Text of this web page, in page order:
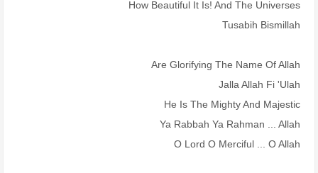
How Beautiful It Is! And The Universes
Tusabih Bismillah
Are Glorifying The Name Of Allah
Jalla Allah Fi 'ulah
He Is The Mighty And Majestic
Ya Rabbah Ya Rahman ... Allah
O Lord O Merciful ... O Allah